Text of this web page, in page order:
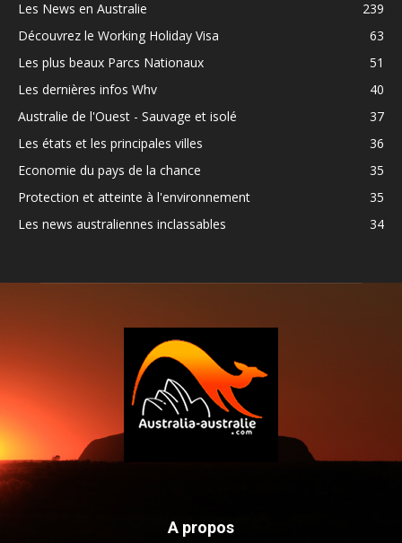
Les News en Australie
239
Découvrez le Working Holiday Visa
63
Les plus beaux Parcs Nationaux
51
Les dernières infos Whv
40
Australie de l'Ouest - Sauvage et isolé
37
Les états et les principales villes
36
Economie du pays de la chance
35
Protection et atteinte à l'environnement
35
Les news australiennes inclassables
34
A propos